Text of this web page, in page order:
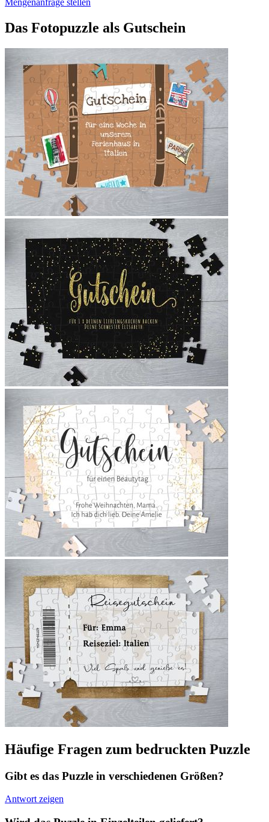
Das Fotopuzzle als Gutschein
Häufige Fragen zum bedruckten Puzzle
Gibt es das Puzzle in verschiedenen Größen?
Antwort zeigen